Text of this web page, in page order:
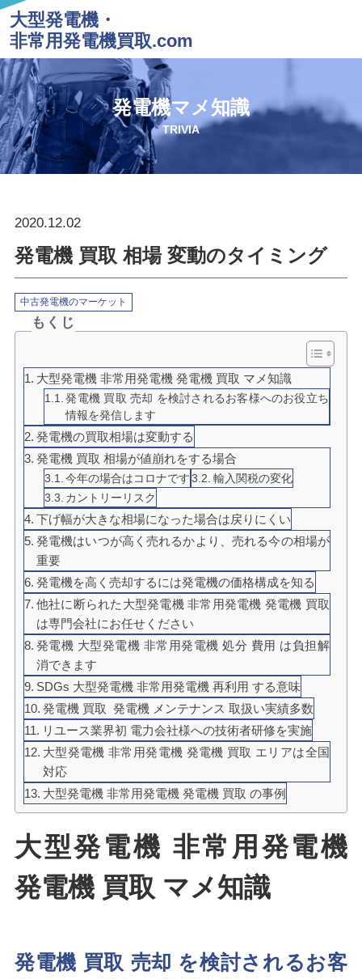
大型発電機・
非常用発電機買取.com
発電機マメ知識
TRIVIA
2020.12.02
発電機 買取 相場 変動のタイミング
中古発電機のマーケット
もくじ
大型発電機 非常用発電機 発電機 買取 マメ知識
発電機 買取 売却 を検討されるお客様へのお役立ち
情報を発信します
発電機の買取相場は変動する
発電機 買取 相場が値崩れをする場合
今年の場合はコロナです
輸入関税の変化
カントリーリスク
下げ幅が大きな相場になった場合は戻りにくい
発電機はいつが高く売れるかより、売れる今の相場が
重要
発電機を高く売却するには発電機の価格構成を知る
他社に断られた大型発電機 非常用発電機 発電機 買取
は専門会社にお任せください
発電機 大型発電機 非常用発電機 処分 費用 は負担解
消できます
SDGs 大型発電機 非常用発電機 再利用 する意味
発電機 買取 発電機 メンテナンス 取扱い実績多数
リユース業界初 電力会社様への技術者研修を実施
大型発電機 非常用発電機 発電機 買取 エリアは全国
対応
大型発電機 非常用発電機 発電機 買取 の事例
大型発電機 非常用発電機
発電機 買取 マメ知識
発電機 買取 売却 を検討されるお客